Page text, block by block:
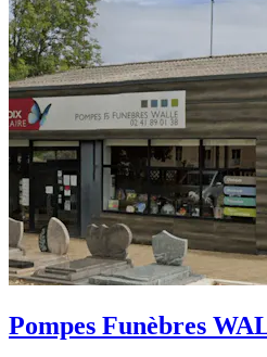
Pompes Funèbres